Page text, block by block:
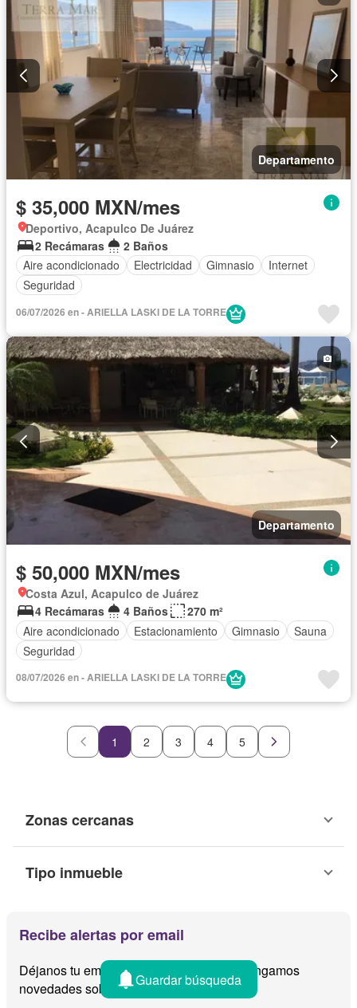
Departamento
$ 35,000 MXN/mes
Deportivo, Acapulco De Juárez
2 Recámaras
2 Baños
Aire acondicionado
Electricidad Gimnasio
Internet
Seguridad
06/07/2026 en - ARIELLA LASKI DE LA TORRE
Departamento
$ 50,000 MXN/mes
Costa Azul, Acapulco de Juárez
4 Recámaras
4 Baños
270 m²
Aire acondicionado
Estacionamiento Gimnasio
Sauna
Seguridad
08/07/2026 en - ARIELLA LASKI DE LA TORRE
1 2 3 4 5
Zonas cercanas
Tipo inmueble
Recibe alertas por email
Déjanos tu email y te avisamos cuando tengamos
novedades sobre
Guardar búsqueda